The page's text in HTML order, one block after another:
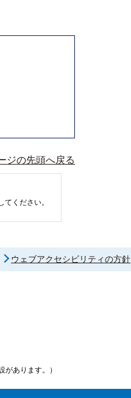
ジの先頭へ戻る
ください。
ウェブアクセシビリティの方針
あります。）